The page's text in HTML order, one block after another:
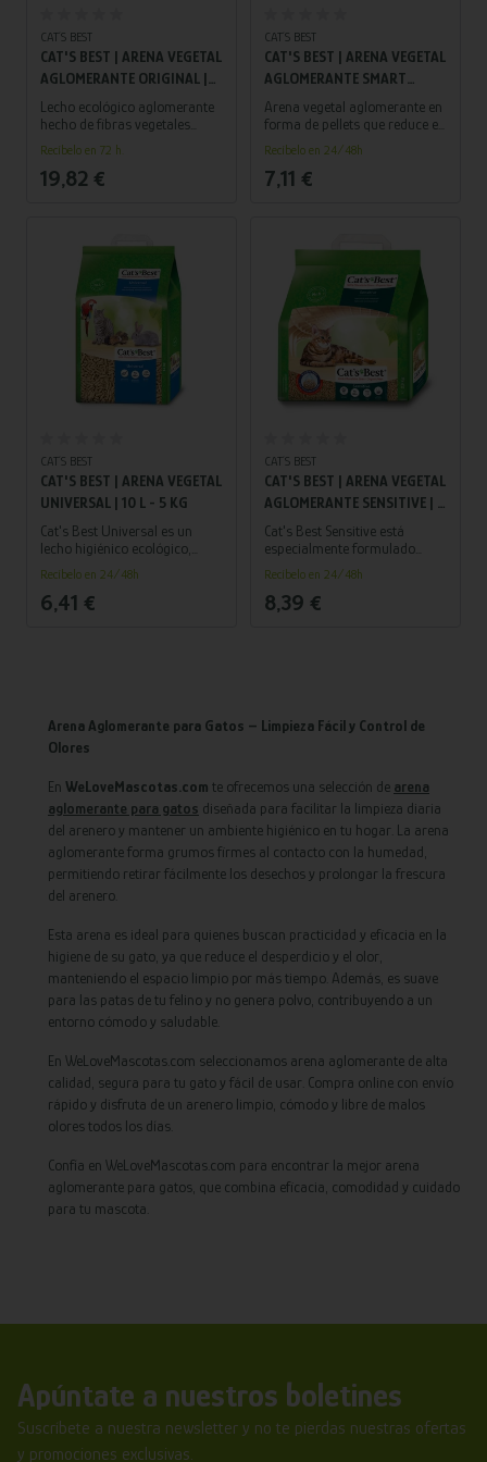
CAT´S BEST
CAT'S BEST | ARENA VEGETAL
AGLOMERANTE ORIGINAL |
20 L - 8,6 KG
Lecho ecológico aglomerante
hecho de fibras vegetales
naturales. Absorbe
eficazmente olores y líquidos,
es biodegradable,
compostable y suave para las
sostenible y eficaz.
Recíbelo en 72 h.
19,82 €
CAT´S BEST
CAT'S BEST | ARENA VEGETAL
AGLOMERANTE SMART
PELLETS | 5 L - 2,5 KG
Arena vegetal aglomerante en
forma de pellets que reduce el
arrastre fuera del arenero.
Alta absorción, control
natural de olores y 100 %
biodegradable. Ideal para una
Recíbelo en 24/48h
7,11 €
CAT´S BEST
CAT'S BEST | ARENA VEGETAL
UNIVERSAL | 10 L - 5 KG
Cat's Best Universal es un
lecho higiénico ecológico,
ideal para una amplia
variedad de pequeños
animales. Está elaborado con
fibras vegetales 100 %
limpia y eficaz para el cuidado
diario.
Recíbelo en 24/48h
6,41 €
CAT´S BEST
CAT'S BEST | ARENA VEGETAL
AGLOMERANTE SENSITIVE | 8
L - 2,9 KG
Cat's Best Sensitive está
especialmente formulado
para gatos con piel o patas
delicadas. Fabricado con
fibras vegetales 100 %
naturales, este lecho
higiene ni la eficacia.
Recíbelo en 24/48h
8,39 €
Arena Aglomerante para Gatos – Limpieza Fácil y Control de
Olores
En WeLoveMascotas.com te ofrecemos una selección de arena
aglomerante para gatos diseñada para facilitar la limpieza diaria
del arenero y mantener un ambiente higiénico en tu hogar. La arena
aglomerante forma grumos firmes al contacto con la humedad,
permitiendo retirar fácilmente los desechos y prolongar la frescura
del arenero.
Esta arena es ideal para quienes buscan practicidad y eficacia en la
higiene de su gato, ya que reduce el desperdicio y el olor,
manteniendo el espacio limpio por más tiempo. Además, es suave
para las patas de tu felino y no genera polvo, contribuyendo a un
entorno cómodo y saludable.
En WeLoveMascotas.com seleccionamos arena aglomerante de alta
calidad, segura para tu gato y fácil de usar. Compra online con envío
rápido y disfruta de un arenero limpio, cómodo y libre de malos
olores todos los días.
Confía en WeLoveMascotas.com para encontrar la mejor arena
aglomerante para gatos, que combina eficacia, comodidad y cuidado
para tu mascota.
Apúntate a nuestros boletines
Suscríbete a nuestra newsletter y no te pierdas nuestras ofertas
y promociones exclusivas.